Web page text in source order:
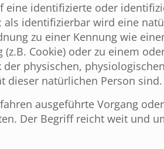
eine identifizierte oder
als identifizierbar wird eine
zu einer Kennung wie
Cookie) oder zu einem
physischen,
dieser natürlichen Person sind.
ausgeführte Vorgang
Der Begriff reicht weit und